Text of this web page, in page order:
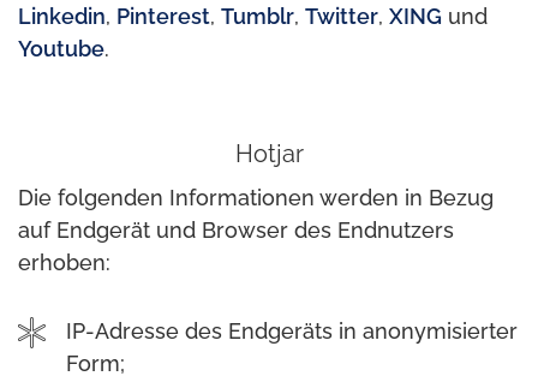
Linkedin, Pinterest, Tumblr, Twitter, XING und
Youtube.
Hotjar
Die folgenden Informationen werden in Bezug
auf Endgerät und Browser des Endnutzers
erhoben:
IP-Adresse des Endgeräts in anonymisierter
Form;